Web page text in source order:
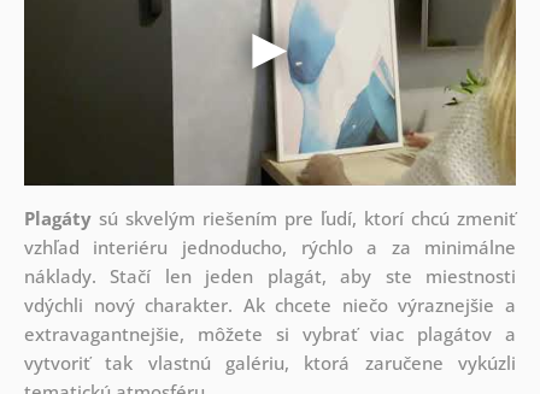
Plagátysú skvelým riešením pre ľudí, ktorí chcú zmeniť
vzhľad interiéru jednoducho, rýchlo a za minimálne
náklady. Stačí len jeden plagát, aby ste miestnosti
vdýchli nový charakter. Ak chcete niečo výraznejšie a
extravagantnejšie, môžete si vybrať viac plagátov a
vytvoriť tak vlastnú galériu, ktorá zaručene vykúzli